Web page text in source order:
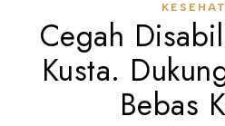
Cegah
Kusta.
Bebas